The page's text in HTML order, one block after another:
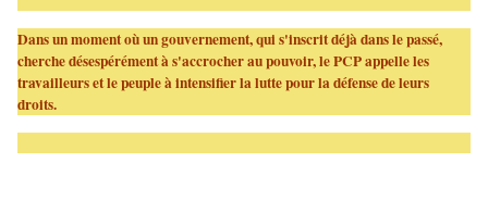
Dans un moment où un gouvernement, qui s'inscrit déjà dans le passé,
cherche désespérément à s'accrocher au pouvoir, le PCP appelle les
travailleurs et le peuple à intensifier la lutte pour la défense de leurs
droits.